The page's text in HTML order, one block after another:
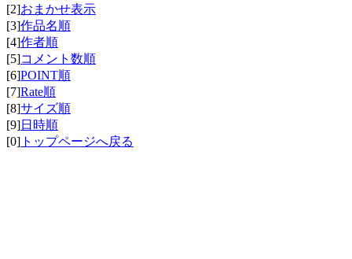
[2]おまかせ表示
[3]作品名順
[4]作者順
[5]コメント数順
[6]POINT順
[7]Rate順
[8]サイズ順
[9]日時順
[0] トップページへ戻る